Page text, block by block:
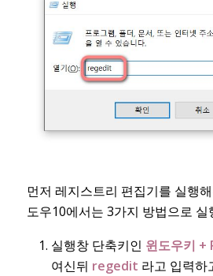
먼저 레지스트리 편집기를 실행
도우10에서는 3가지 방법으로 실
실행창 단축키인 윈도우키 +
여신뒤 regedit 라고 입력하